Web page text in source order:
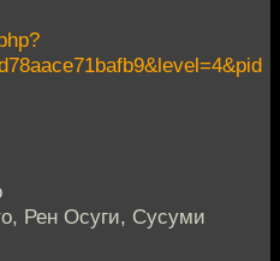
Рен Осуги, Сусуми